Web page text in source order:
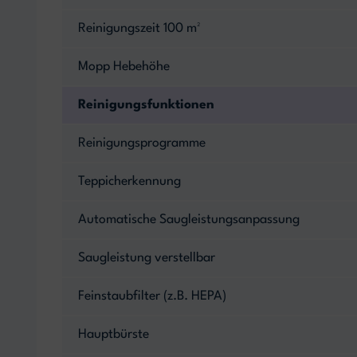
Reinigungszeit 100 m²
Mopp Hebehöhe
Reinigungsfunktionen
Reinigungsprogramme
Teppicherkennung
Automatische Saugleistungsanpassung
Saugleistung verstellbar
Feinstaubfilter (z.B. HEPA)
Hauptbürste